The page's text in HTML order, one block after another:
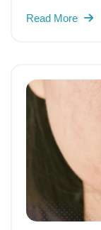
Read More